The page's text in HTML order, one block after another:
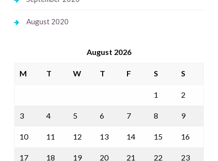
August 2020
August 2026
M T W T F S S
1 2
3 4 5 6 7 8 9
10 11 12 13 14 15 16
17 18 19 20 21 22 23